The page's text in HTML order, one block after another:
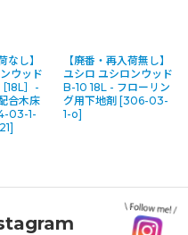
なし】
ウッド
18L］-
合木床
03-1-
]
【廃番・再入荷無し】
ユシロ ユシロンウッド
B-10 18L - フローリン
グ用下地剤 [306-03-
1-o]